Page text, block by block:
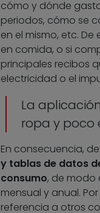
cómo y dónde
periodos, cómo se
en el mismo, etc.
en comida, o si
principales recibos
electricidad o el
La
ropa y poco
En consecuencia,
y tablas de datos
consumo, de modo
mensual y anual. Por
referencia a otros